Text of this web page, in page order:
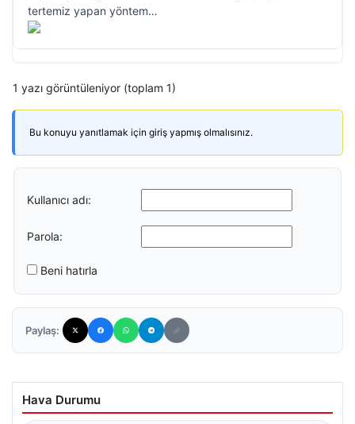
tertemiz yapan yöntem…
1 yazı görüntüleniyor (toplam 1)
Bu konuyu yanıtlamak için giriş yapmış olmalısınız.
Kullanıcı adı:
Parola:
Beni hatırla
Paylaş:
Hava Durumu